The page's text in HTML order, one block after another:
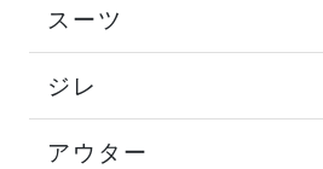
スーツ
ジレ
アウター